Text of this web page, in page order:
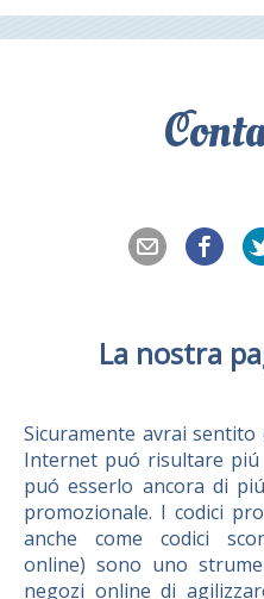
La nostra
Sicuramente avrai
Internet puó risultare piú
puó esserlo ancora di
promozionale. I codici
anche come codici
online) sono uno
negozi online di